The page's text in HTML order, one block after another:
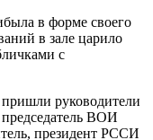
в форме своего
в зале царило
с
руководители
ВОИ
президент РССИ